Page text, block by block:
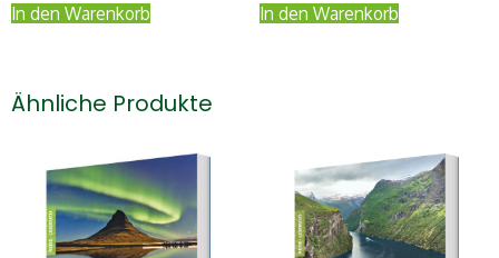
In den Warenkorb In den Warenkorb
Ähnliche Produkte